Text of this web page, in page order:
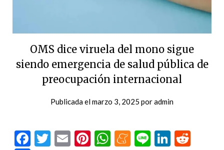
OMS dice viruela del mono sigue
siendo emergencia de salud pública de
preocupación internacional
Publicada elmarzo 3, 2025 poradmin
Facebook
Twitter
EmailPinterest
WhatsApp
Meneame
Line